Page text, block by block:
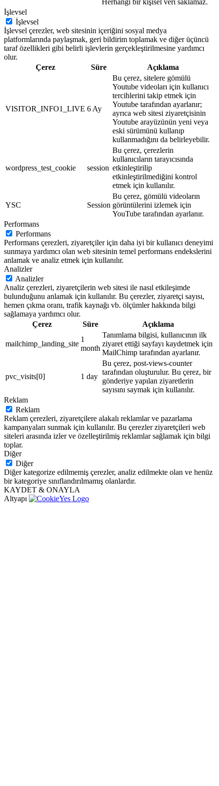
Herhangi bir kişisel veri saklamaz.
İşlevsel
İşlevsel
İşlevsel çerezler, web sitesinin içeriğini sosyal medya
platformlarında paylaşmak, geri bildirim toplamak ve diğer üçüncü
taraf özellikleri gibi belirli işlevlerin gerçekleştirilmesine yardımcı
olur.
Çerez
Süre Açıklama
VISITOR_INFO1_LIVE 6 Ay
Bu çerez, sitelere gömülü
Youtube videoları için kullanıcı
tercihlerini takip etmek için
Youtube tarafından ayarlanır;
ayrıca web sitesi ziyaretçisinin
Youtube arayüzünün yeni veya
eski sürümünü kullanıp
kullanmadığını da belirleyebilir.
wordpress_test_cookie session
Bu çerez, çerezlerin
kullanıcıların tarayıcısında
etkinleştirilip
etkinleştirilmediğini kontrol
etmek için kullanılır.
YSC Session
Bu çerez, gömülü videoların
görüntülerini izlemek için
YouTube tarafından ayarlanır.
Performans
Performans
Performans çerezleri, ziyaretçiler için daha iyi bir kullanıcı deneyimi
sunmaya yardımcı olan web sitesinin temel performans endekslerini
anlamak ve analiz etmek için kullanılır.
Analizler
Analizler
Analiz çerezleri, ziyaretçilerin web sitesi ile nasıl etkileşimde
bulunduğunu anlamak için kullanılır. Bu çerezler, ziyaretçi sayısı,
hemen çıkma oranı, trafik kaynağı vb. ölçümler hakkında bilgi
sağlamaya yardımcı olur.
Çerez
Süre Açıklama
mailchimp_landing_site
1
month
Tanımlama bilgisi, kullanıcının ilk
ziyaret ettiği sayfayı kaydetmek için
MailChimp tarafından ayarlanır.
pvc_visits[0] 1 day
Bu çerez, post-views-counter
tarafından oluşturulur. Bu çerez, bir
gönderiye yapılan ziyaretlerin
sayısını saymak için kullanılır.
Reklam
Reklam
Reklam çerezleri, ziyaretçilere alakalı reklamlar ve pazarlama
kampanyaları sunmak için kullanılır. Bu çerezler ziyaretçileri web
siteleri arasında izler ve özelleştirilmiş reklamlar sağlamak için bilgi
toplar.
Diğer
Diğer
Diğer kategorize edilmemiş çerezler, analiz edilmekte olan ve henüz
bir kategoriye sınıflandırılmamış olanlardır.
KAYDET & ONAYLA
Altyapı